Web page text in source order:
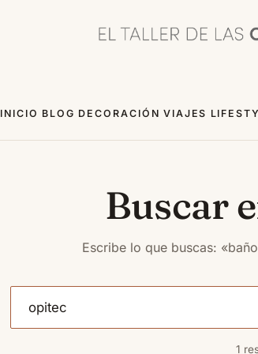
INICIO BLOG DECORACIÓN VIAJES
Buscar
Escribe lo que buscas:
1